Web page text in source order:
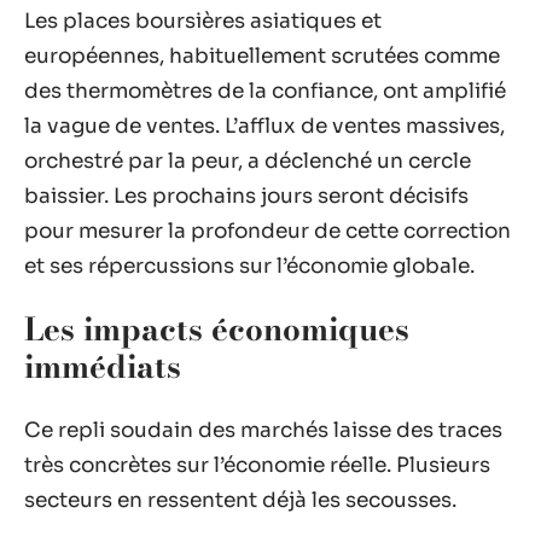
Les places boursières asiatiques et
européennes, habituellement scrutées comme
des thermomètres de la confiance, ont amplifié
la vague de ventes. L’afflux de ventes massives,
orchestré par la peur, a déclenché un cercle
baissier. Les prochains jours seront décisifs
pour mesurer la profondeur de cette correction
et ses répercussions sur l’économie globale.
Les impacts économiques
immédiats
Ce repli soudain des marchés laisse des traces
très concrètes sur l’économie réelle. Plusieurs
secteurs en ressentent déjà les secousses.